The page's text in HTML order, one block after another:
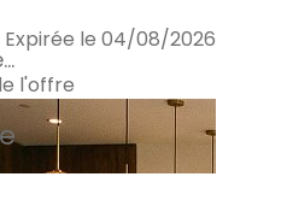
le 04/08/2026
l'offre